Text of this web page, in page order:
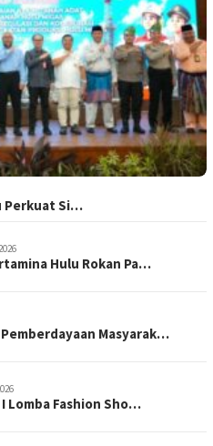
Perkuat Si…
Hulu Rokan Pa…
Masyarak…
I Lomba Fashion Sho…